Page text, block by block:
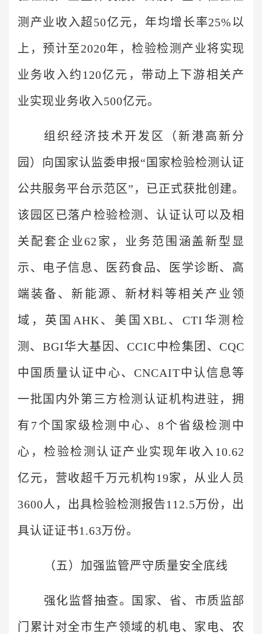
测产业收入超50亿元，年均增长率25%以
上，预计至2020年，检验检测产业将实现
业务收入约120亿元，带动上下游相关产
业实现业务收入500亿元。
组织经济技术开发区（新港高新分
园）向国家认监委申报“国家检验检测认证
公共服务平台示范区”，已正式获批创建。
该园区已落户检验检测、认证认可以及相
关配套企业62家，业务范围涵盖新型显
示、电子信息、医药食品、医学诊断、高
端装备、新能源、新材料等相关产业领
域，英国AHK、美国XBL、CTI华测检
测、BGI华大基因、CCIC中检集团、CQC
中国质量认证中心、CNCAIT中认信息等
一批国内外第三方检测认证机构进驻，拥
有7个国家级检测中心、8个省级检测中
心，检验检测认证产业实现年收入10.62
亿元，营收超千万元机构19家，从业人员
3600人，出具检验检测报告112.5万份，出
具认证证书1.63万份。
（五）加强监管严守质量安全底线
强化监督抽查。国家、省、市质监部
门累计对全市生产领域的机电、家电、农